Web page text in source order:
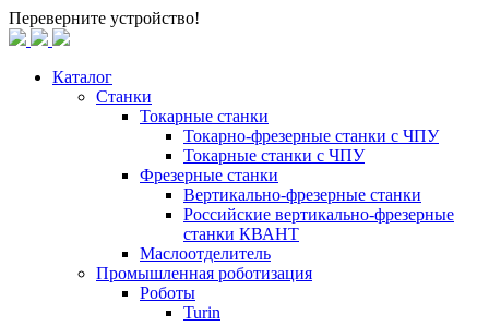
Переверните устройство!
Каталог
Станки
Токарные станки
Токарно-фрезерные станки c ЧПУ
Токарные станки с ЧПУ
Фрезерные станки
Вертикально-фрезерные станки
Российские вертикально-фрезерные
станки КВАНТ
Маслоотделитель
Промышленная роботизация
Роботы
Turin